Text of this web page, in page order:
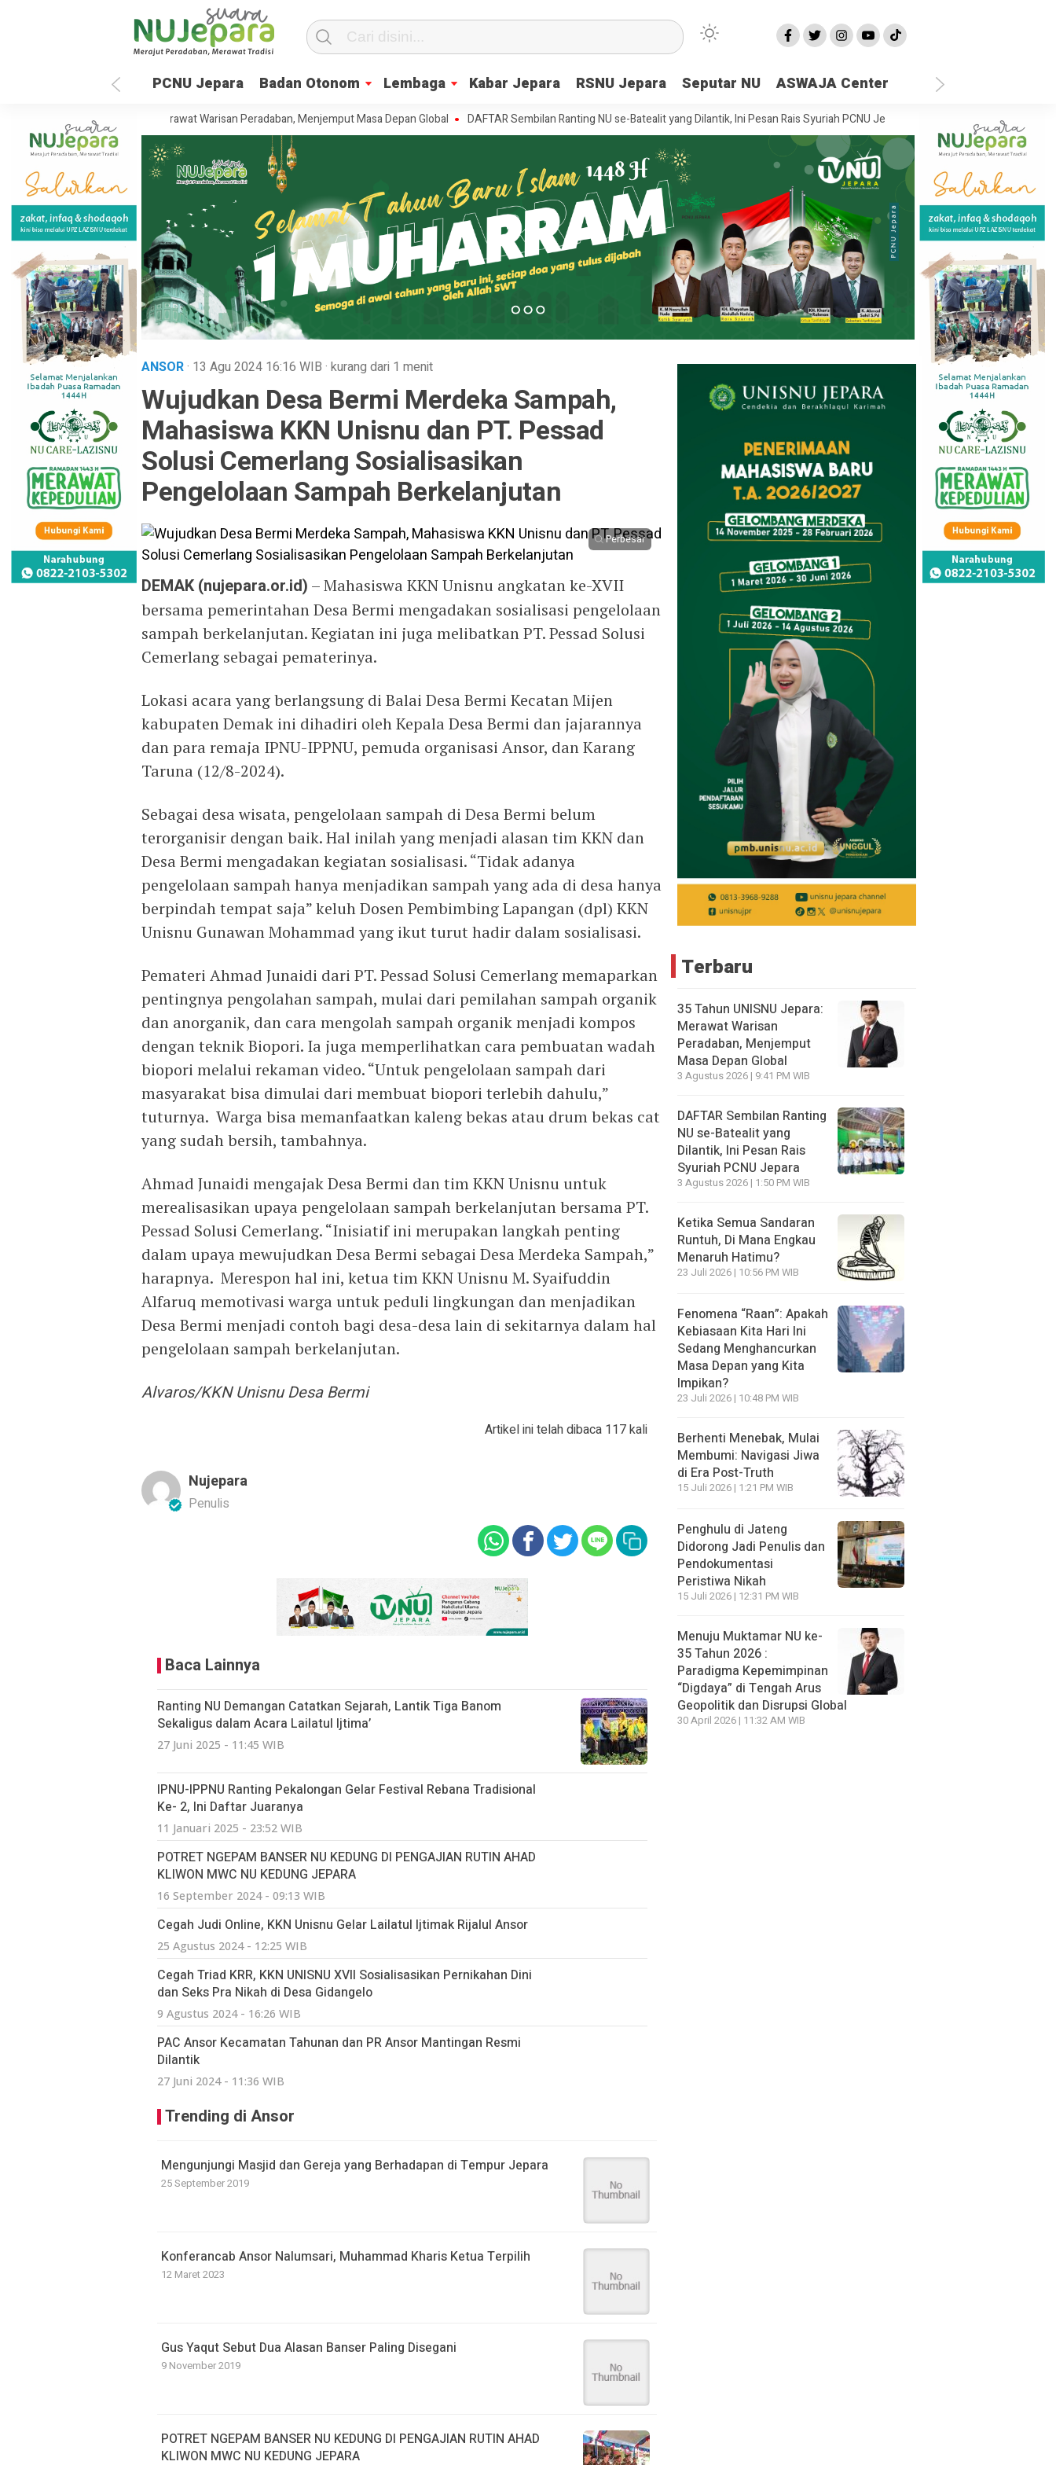
PCNU Jepara Badan Otonom Lembaga Kabar Jepara RSNU Jepara Seputar NU ASWAJA Center
Tahun UNISNU Jepara: Merawat Warisan Peradaban, Menjemput Masa Depan Global DAFTAR Sembilan Ranting NU se-Batealit yang Dilantik, Ini Pesan Rais Syuriah PCNU Jepara Ketika Semua Sandaran Runtuh,
ANSOR· 13 Agu 2024 16:16 WIB · kurang dari 1 menit
Wujudkan Desa Bermi Merdeka Sampah,
Mahasiswa KKN Unisnu dan PT. Pessad
Solusi Cemerlang Sosialisasikan
Pengelolaan Sampah Berkelanjutan
Perbesar
DEMAK (nujepara.or.id) – Mahasiswa KKN Unisnu angkatan ke-XVII
bersama pemerintahan Desa Bermi mengadakan sosialisasi pengelolaan
sampah berkelanjutan. Kegiatan ini juga melibatkan PT. Pessad Solusi
Cemerlang sebagai pematerinya.
Lokasi acara yang berlangsung di Balai Desa Bermi Kecatan Mijen
kabupaten Demak ini dihadiri oleh Kepala Desa Bermi dan jajarannya
dan para remaja IPNU-IPPNU, pemuda organisasi Ansor, dan Karang
Taruna (12/8-2024).
Sebagai desa wisata, pengelolaan sampah di Desa Bermi belum
terorganisir dengan baik. Hal inilah yang menjadi alasan tim KKN dan
Desa Bermi mengadakan kegiatan sosialisasi. “Tidak adanya
pengelolaan sampah hanya menjadikan sampah yang ada di desa hanya
berpindah tempat saja” keluh Dosen Pembimbing Lapangan (dpl) KKN
Unisnu Gunawan Mohammad yang ikut turut hadir dalam sosialisasi.
Pemateri Ahmad Junaidi dari PT. Pessad Solusi Cemerlang memaparkan
pentingnya pengolahan sampah, mulai dari pemilahan sampah organik
dan anorganik, dan cara mengolah sampah organik menjadi kompos
dengan teknik Biopori. Ia juga memperlihatkan cara pembuatan wadah
biopori melalui rekaman video. “Untuk pengelolaan sampah dari
masyarakat bisa dimulai dari membuat biopori terlebih dahulu,”
tuturnya. Warga bisa memanfaatkan kaleng bekas atau drum bekas cat
yang sudah bersih, tambahnya.
Ahmad Junaidi mengajak Desa Bermi dan tim KKN Unisnu untuk
merealisasikan upaya pengelolaan sampah berkelanjutan bersama PT.
Pessad Solusi Cemerlang. “Inisiatif ini merupakan langkah penting
dalam upaya mewujudkan Desa Bermi sebagai Desa Merdeka Sampah,”
harapnya. Merespon hal ini, ketua tim KKN Unisnu M. Syaifuddin
Alfaruq memotivasi warga untuk peduli lingkungan dan menjadikan
Desa Bermi menjadi contoh bagi desa-desa lain di sekitarnya dalam hal
pengelolaan sampah berkelanjutan.
Alvaros/KKN Unisnu Desa Bermi
Artikel ini telah dibaca 117 kali
Nujepara
Penulis
Baca Lainnya
Ranting NU Demangan Catatkan Sejarah, Lantik Tiga Banom
Sekaligus dalam Acara Lailatul Ijtima’
27 Juni 2025 - 11:45 WIB
IPNU-IPPNU Ranting Pekalongan Gelar Festival Rebana Tradisional
Ke- 2, Ini Daftar Juaranya
11 Januari 2025 - 23:52 WIB
POTRET NGEPAM BANSER NU KEDUNG DI PENGAJIAN RUTIN AHAD
KLIWON MWC NU KEDUNG JEPARA
16 September 2024 - 09:13 WIB
Cegah Judi Online, KKN Unisnu Gelar Lailatul Ijtimak Rijalul Ansor
25 Agustus 2024 - 12:25 WIB
Cegah Triad KRR, KKN UNISNU XVII Sosialisasikan Pernikahan Dini
dan Seks Pra Nikah di Desa Gidangelo
9 Agustus 2024 - 16:26 WIB
PAC Ansor Kecamatan Tahunan dan PR Ansor Mantingan Resmi
Dilantik
27 Juni 2024 - 11:36 WIB
Trending di Ansor
Mengunjungi Masjid dan Gereja yang Berhadapan di Tempur Jepara
25 September 2019
Konferancab Ansor Nalumsari, Muhammad Kharis Ketua Terpilih
12 Maret 2023
Gus Yaqut Sebut Dua Alasan Banser Paling Disegani
9 November 2019
POTRET NGEPAM BANSER NU KEDUNG DI PENGAJIAN RUTIN AHAD
KLIWON MWC NU KEDUNG JEPARA
Terbaru
35 Tahun UNISNU Jepara:
Merawat Warisan
Peradaban, Menjemput
Masa Depan Global
3 Agustus 2026 | 9:41 PM WIB
DAFTAR Sembilan Ranting
NU se-Batealit yang
Dilantik, Ini Pesan Rais
Syuriah PCNU Jepara
3 Agustus 2026 | 1:50 PM WIB
Ketika Semua Sandaran
Runtuh, Di Mana Engkau
Menaruh Hatimu?
23 Juli 2026 | 10:56 PM WIB
Fenomena “Raan”: Apakah
Kebiasaan Kita Hari Ini
Sedang Menghancurkan
Masa Depan yang Kita
Impikan?
23 Juli 2026 | 10:48 PM WIB
Berhenti Menebak, Mulai
Membumi: Navigasi Jiwa
di Era Post-Truth
15 Juli 2026 | 1:21 PM WIB
Penghulu di Jateng
Didorong Jadi Penulis dan
Pendokumentasi
Peristiwa Nikah
15 Juli 2026 | 12:31 PM WIB
Menuju Muktamar NU ke-
35 Tahun 2026 :
Paradigma Kepemimpinan
“Digdaya” di Tengah Arus
Geopolitik dan Disrupsi Global
30 April 2026 | 11:32 AM WIB